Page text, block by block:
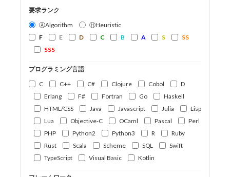
要求ランク
ⒶAlgorithm
ⒽHeuristic
F
E D C B A S
SS
SSS
プログラミング言語
C
C++ C# Clojure Cobol
D
Erlang
F# Fortran Go
Haskell
HTML/CSS
Java Javascript Julia
Lisp
Lua
Objective-C OCaml Pascal
Perl
PHP
Python2 Python3 R
Ruby
Rust
Scala Scheme SQL
Swift
TypeScript
Visual Basic Kotlin